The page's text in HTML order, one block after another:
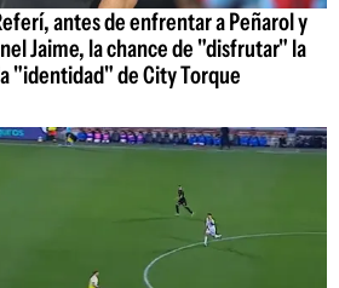
antes de enfrentar a Peñarol y
Jaime, la chance de "disfrutar" la
"identidad" de City Torque